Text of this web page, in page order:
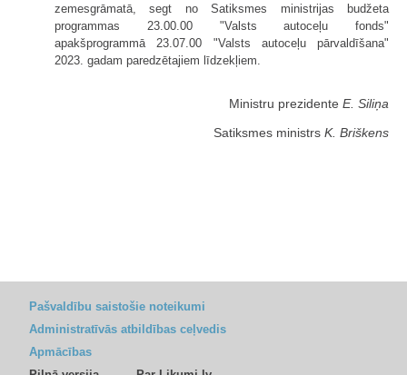
zemesgrāmatā, segt no Satiksmes ministrijas budžeta
programmas 23.00.00 "Valsts autoceļu fonds"
apakšprogrammā 23.07.00 "Valsts autoceļu pārvaldīšana"
2023. gadam paredzētajiem līdzekļiem.
Ministru prezidente E. Siliņa
Satiksmes ministrs K. Briškens
Pašvaldību saistošie noteikumi
Administratīvās atbildības ceļvedis
Apmācības